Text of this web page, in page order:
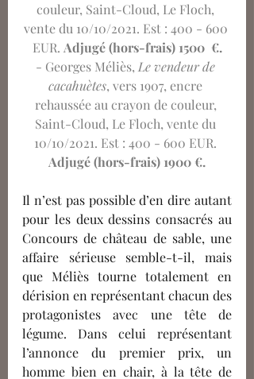
couleur, Saint-Cloud, Le Floch,
vente du 10/10/2021. Est : 400 - 600
EUR. Adjugé (hors-frais) 1500  €.
- Georges Méliès, Le vendeur de
cacahuètes, vers 1907, encre
rehaussée au crayon de couleur,
Saint-Cloud, Le Floch, vente du
10/10/2021. Est : 400 - 600 EUR.
Adjugé (hors-frais) 1900 €.
Il n’est pas possible d’en dire autant
pour les deux dessins consacrés au
Concours de château de sable, une
affaire sérieuse semble-t-il, mais
que Méliès tourne totalement en
dérision en représentant chacun des
protagonistes avec une tête de
légume. Dans celui représentant
l’annonce du premier prix, un
homme bien en chair, à la tête de